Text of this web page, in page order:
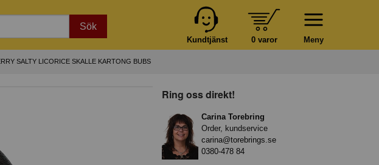
Sök
Meny
0 varor
Kundtjänst
SALTY LICORICE SKALLE KARTONG BUBS
Ring oss direkt!
Carina Torebring
Order, kundservice
carina@torebrings.se
0380-478 84